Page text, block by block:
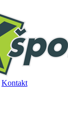
Kontakt